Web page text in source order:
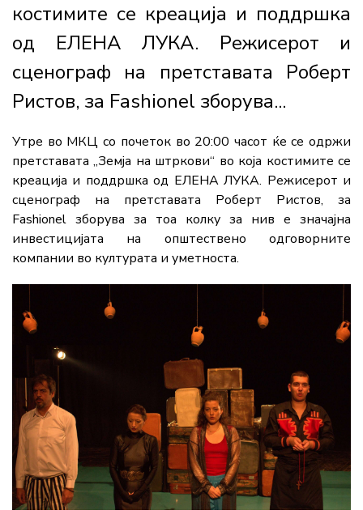
костимите се креација и поддршка
од ЕЛЕНА ЛУКА. Режисерот и
сценограф на претставата Роберт
Ристов, за Fashionel зборува...
Утре во МКЦ со почеток во 20:00 часот ќе се одржи
претставата „Земја на штркови“ во која костимите се
креација и поддршка од ЕЛЕНА ЛУКА. Режисерот и
сценограф на претставата Роберт Ристов, за
Fashionel зборува за тоа колку за нив е значајна
инвестицијата на општествено одговорните
компании во културата и уметноста.